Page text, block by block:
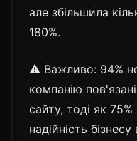
але збільшила
180%.
⚠️ Важливо: 94%
компанію
сайту, тоді як
надійність